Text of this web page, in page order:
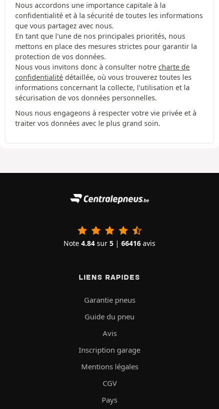
Nous accordons une importance capitale à la
confidentialité et à la sécurité de toutes les informations
que vous partagez avec nous.
En tant que l'une de nos principales priorités, nous
mettons en place des mesures strictes pour garantir la
protection de vos données.
Nous vous invitons donc à consulter notre charte de
confidentialité détaillée, où vous trouverez toutes les
informations concernant la collecte, l'utilisation et la
sécurisation de vos données personnelles.
Nous nous engageons à respecter votre vie privée et à
traiter vos données avec le plus grand soin.
Note 4.84 sur 5 | 66416 avis
LIENS RAPIDES
Garantie pneus
Guide du pneu
Avis
Inscription garage
Mentions légales
CGV
Pays